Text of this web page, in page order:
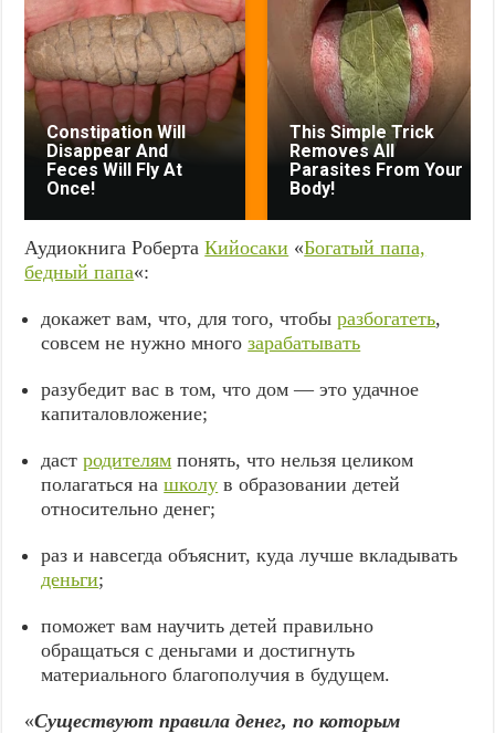
Constipation Will
Disappear And
Feces Will Fly At
Once!
This Simple Trick
Removes All
Parasites From Your
Body!
Аудиокнига РобертаКийосаки «Богатый папа,
бедный папа«:
докажет вам, что, для того, чтобыразбогатеть,
совсем не нужно многозарабатывать
разубедит вас в том, что дом — это удачное
капиталовложение;
дастродителям понять, что нельзя целиком
полагаться нашколу в образовании детей
относительно денег;
раз и навсегда объяснит, куда лучше вкладывать
деньги;
поможет вам научить детей правильно
обращаться с деньгами и достигнуть
материального благополучия в будущем.
«Существуют правила денег, по которым